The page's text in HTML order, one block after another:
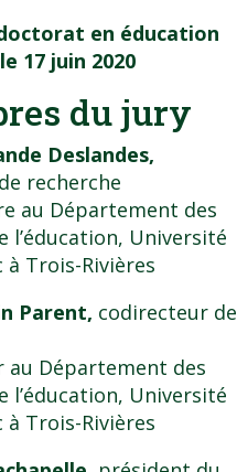
en éducation
17 juin 2020
du jury
Deslandes,
recherche
au Département des
l’éducation, Université
à Trois-Rivières
Parent, codirecteur de
au Département des
l’éducation, Université
à Trois-Rivières